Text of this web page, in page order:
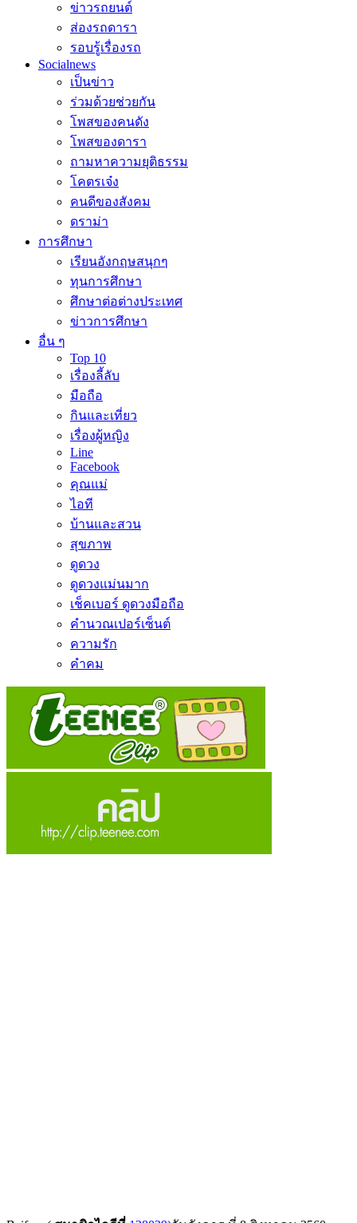
ข่าวรถยนต์
ส่องรถดารา
รอบรู้เรื่องรถ
Socialnews
เป็นข่าว
ร่วมด้วยช่วยกัน
โพสของคนดัง
โพสของดารา
ถามหาความยุติธรรม
โคตรเจ๋ง
คนดีของสังคม
ดราม่า
การศึกษา
เรียนอังกฤษสนุกๆ
ทุนการศึกษา
ศึกษาต่อต่างประเทศ
ข่าวการศึกษา
อื่น ๆ
Top 10
เรื่องลี้ลับ
มือถือ
กินและเที่ยว
เรื่องผู้หญิง
Line
Facebook
คุณแม่
ไอที
บ้านและสวน
สุขภาพ
ดูดวง
ดูดวงแม่นมาก
เช็คเบอร์ ดูดวงมือถือ
คำนวณเปอร์เซ็นต์
ความรัก
คำคม